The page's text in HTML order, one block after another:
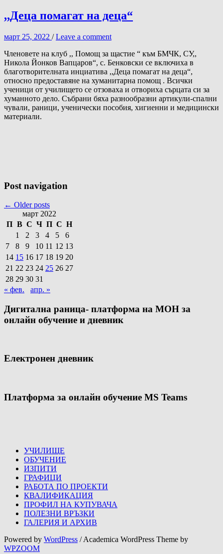
,,Деца помагат на деца“
март 25, 2022 /Leave a comment
Членовете на клуб ,, Помощ за щастие “ към БМЧК, СУ,,
Никола Йонков Вапцаров“, с. Бенковски се включиха в
благотворителната инциатива ,,Деца помагат на деца“,
относно предоставяне на хуманитарна помощ . Всички
ученици от училището се отзоваха и отвориха сърцата си за
хуманното дело. Събрани бяха разнообразни артикули-спални
чували, раници, ученически пособия, хигиенни и медицински
материали.
Post navigation
← Older posts
март 2022
П В С Ч П С Н
1
2 3 4 5
6
7
8 9 10 11 12 13
14 15 16 17 18 19 20
21 22 23 24 25 26 27
28 29 30 31
« фев.
апр. »
Дигитална раница- платформа на МОН за
онлайн обучение и дневник
Електронен дневник
Платформа за онлайн обучение MS Teams
УЧИЛИЩЕ
ОБУЧЕНИЕ
ИЗПИТИ
ГРАФИЦИ
РАБОТА ПО ПРОЕКТИ
КВАЛИФИКАЦИЯ
ПРОФИЛ НА КУПУВАЧА
ПОЛЕЗНИ ВРЪЗКИ
ГАЛЕРИЯ И АРХИВ
Powered by WordPress / Academica WordPress Theme by
WPZOOM